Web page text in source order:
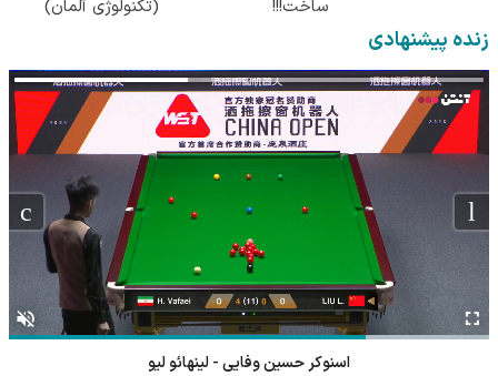
ساخت!!!
(تکنولوژی آلمان)
زنده پیشنهادی
اسنوکر حسین وفایی - لینهائو لیو